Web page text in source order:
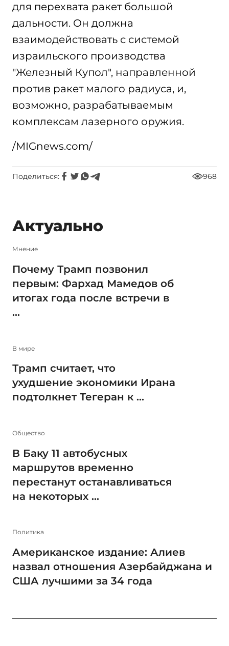
для перехвата ракет большой
дальности. Он должна
взаимодействовать с системой
израильского производства
"Железный Купол", направленной
против ракет малого радиуса, и,
возможно, разрабатываемым
комплексам лазерного оружия.
/MIGnews.com/
Поделиться: 968
Актуально
Мнение
Почему Трамп позвонил
первым: Фархад Мамедов об
итогах года после встречи в
...
В мире
Трамп считает, что
ухудшение экономики Ирана
подтолкнет Тегеран к ...
Общество
В Баку 11 автобусных
маршрутов временно
перестанут останавливаться
на некоторых ...
Политика
Американское издание: Алиев
назвал отношения Азербайджана и
США лучшими за 34 года